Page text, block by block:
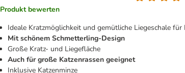
Produkt bewerten
Ideale Kratzmöglichkeit und gemütliche Liegeschale für
Mit schönem Schmetterling-Design
Große Kratz- und Liegefläche
Auch für große Katzenrassen geeignet
Inklusive Katzenminze